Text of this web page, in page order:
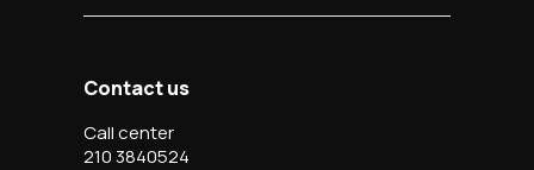
Contact us
Call center
210 3840524